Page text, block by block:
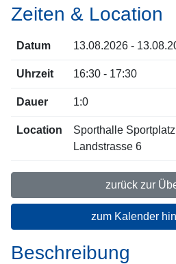
Zeiten & Location
Datum 13.08.2026 -
Uhrzeit 16:30 - 17:30
Dauer 1:0
Location
Sporthalle
Landstrasse 6
zurück zur
zum Kalender
Beschreibung